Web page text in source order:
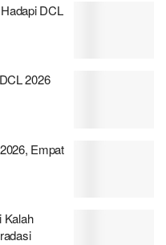
DCL
2026
Empat
Kalah